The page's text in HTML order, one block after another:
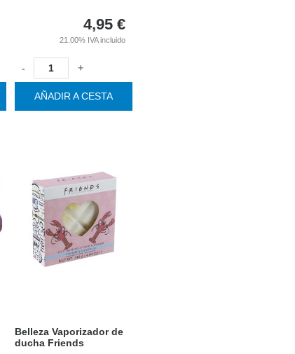
4,95 €
21.00% IVA incluido
- +
AÑADIR A CESTA
Belleza Vaporizador de
ducha Friends